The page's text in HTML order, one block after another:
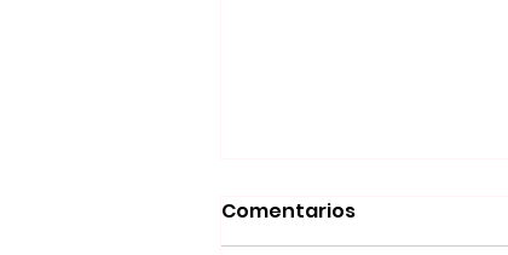
Comentarios